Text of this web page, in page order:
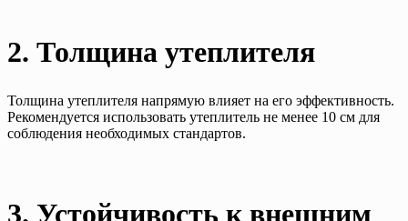
2. Толщина утеплителя
Толщина утеплителя напрямую влияет на его эффективность.
Рекомендуется использовать утеплитель не менее 10 см для
соблюдения необходимых стандартов.
3. Устойчивость к внешним